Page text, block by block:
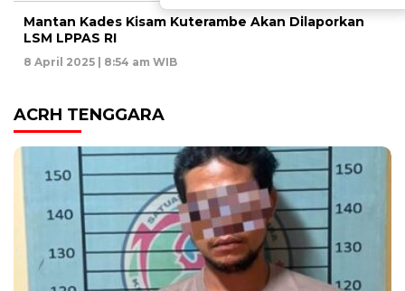
Mantan Kades Kisam Kuterambe Akan Dilaporkan
LSM LPPAS RI
8 April 2025 | 8:54 am WIB
ACRH TENGGARA